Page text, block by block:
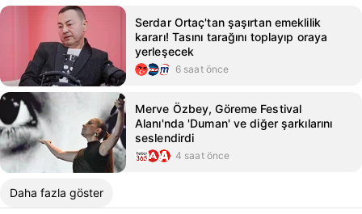
Serdar Ortaç'tan şaşırtan emeklilik
kararı! Tasını tarağını toplayıp oraya
yerleşecek
6 saat önce
Merve Özbey, Göreme Festival
Alanı'nda 'Duman' ve diğer şarkılarını
seslendirdi
4 saat önce
Daha fazla göster